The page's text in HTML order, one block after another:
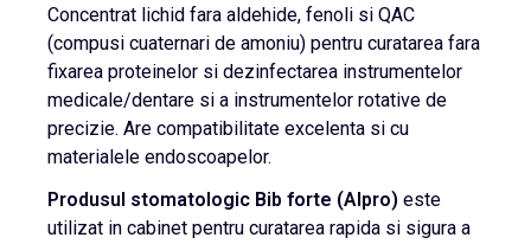
Concentrat lichid fara aldehide, fenoli si QAC
(compusi cuaternari de amoniu) pentru curatarea fara
fixarea proteinelor si dezinfectarea instrumentelor
medicale/dentare si a instrumentelor rotative de
precizie. Are compatibilitate excelenta si cu
materialele endoscoapelor.
Produsul stomatologic Bib forte (Alpro) este
utilizat in cabinet pentru curatarea rapida si sigura a